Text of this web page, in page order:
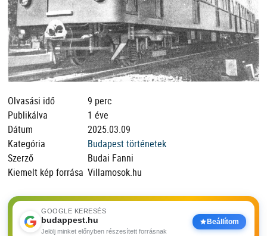
Olvasási idő
9 perc
Publikálva
1 éve
Dátum
2025.03.09
Kategória
Budapest történetek
Szerző
Budai Fanni
Kiemelt kép forrása Villamosok.hu
GOOGLE KERESÉS
budappest.hu
Jelölj minket előnyben részesített forrásnak
Beállítom